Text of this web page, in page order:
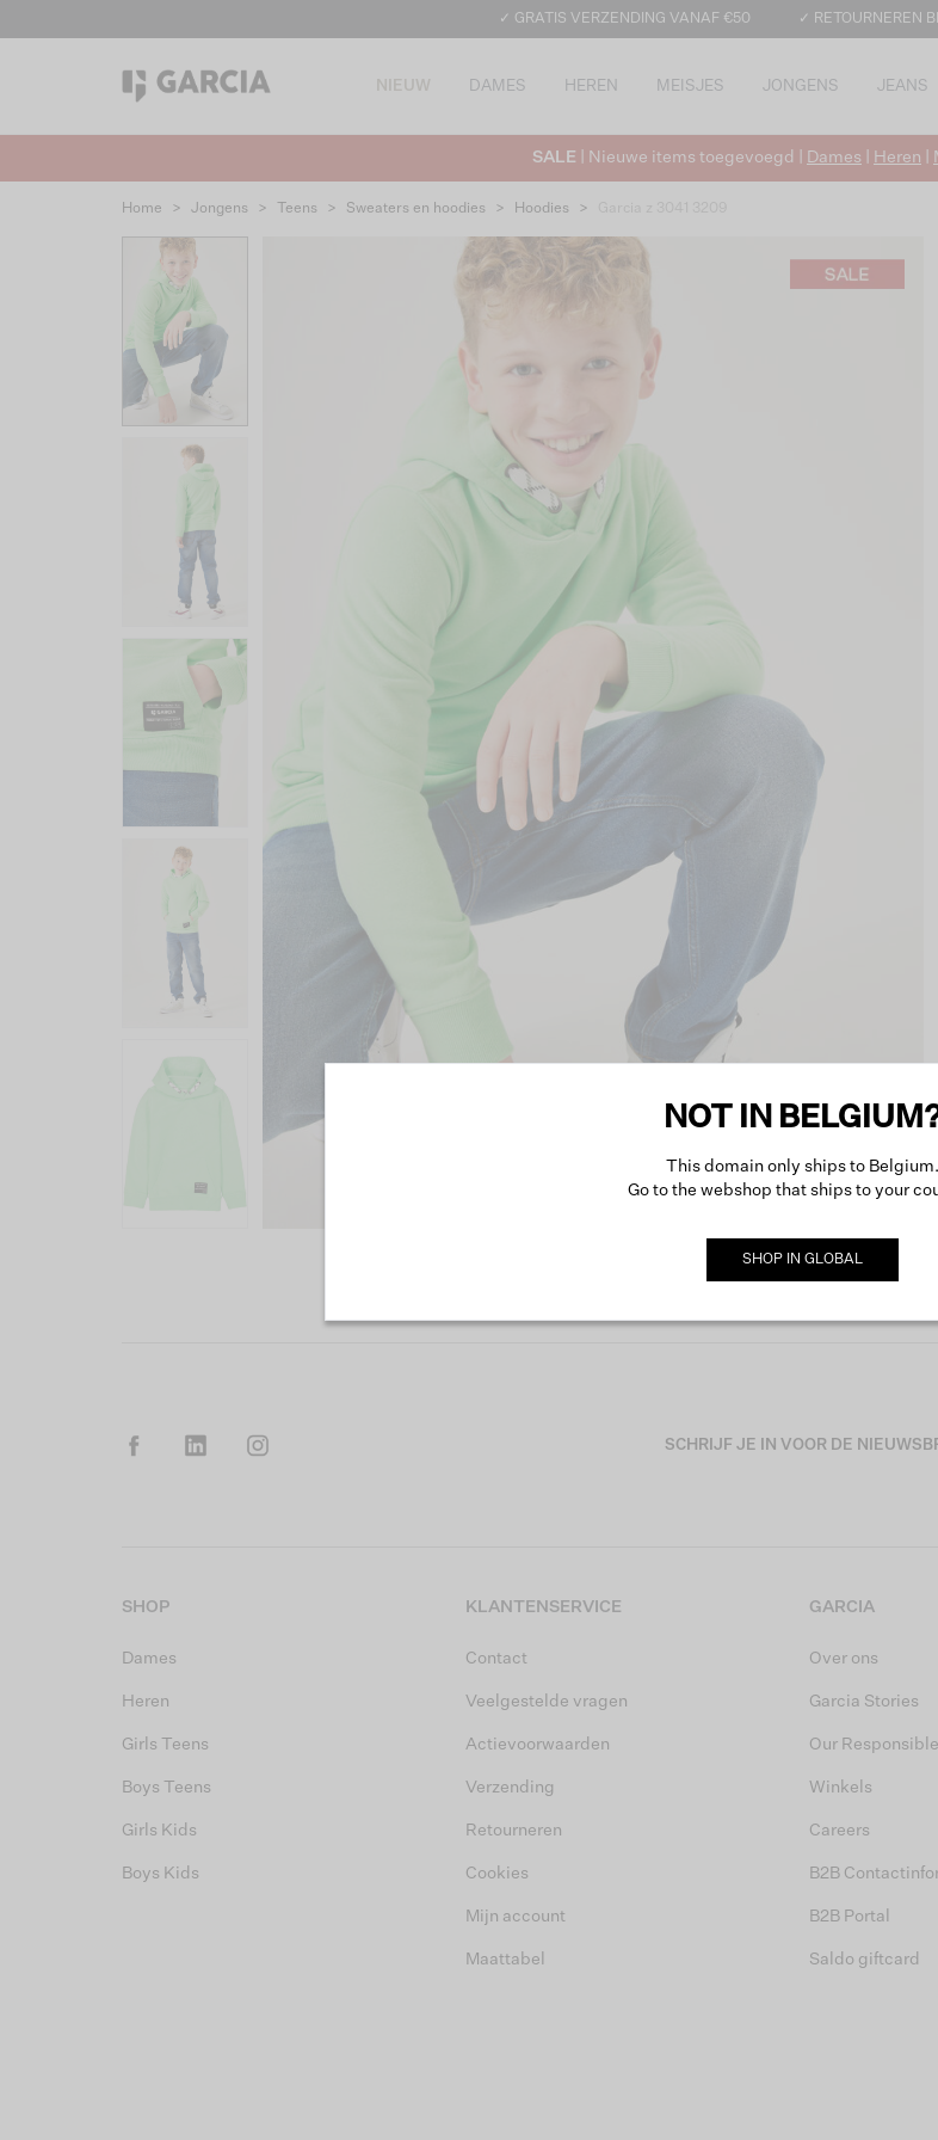
✓ GRATIS VERZENDING VANAF €50 ✓ RETOURNEREN
NIEUW DAMES HEREN MEISJES JONGENS JEANS
SALE | Nieuwe items toegevoegd | Dames Heren
Home > Jongens > Teens > Sweaters en hoodies > Hoodies >
SCHRIJF JE IN VOOR DE
SHOP
Dames
Heren
Girls Teens
Boys Teens
Girls Kids
Boys Kids
KLANTENSERVICE
Contact
Veelgestelde vragen
Actievoorwaarden
Verzending
Retourneren
Cookies
Mijn account
Maattabel
GARCIA
Over ons
Garcia Stories
Our
Winkels
Careers
B2B
B2B Portal
Saldo giftcard
NOT IN
This domain only ships to Belgium.
Go to the webshop that ships to your
SHOP IN GLOBAL